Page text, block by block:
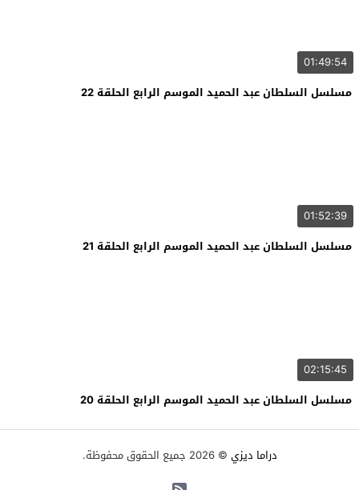
01:49:54
مسلسل السلطان عبد الحميد الموسم الرابع الحلقة 22
01:52:39
مسلسل السلطان عبد الحميد الموسم الرابع الحلقة 21
02:15:45
مسلسل السلطان عبد الحميد الموسم الرابع الحلقة 20
دراما ديزي © 2026 جميع الحقوق محفوظة.